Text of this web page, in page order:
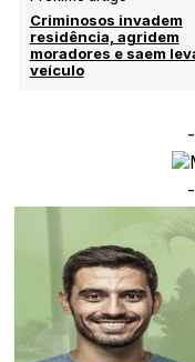
Criminosos invadem
residência, agridem
moradores e saem
veículo